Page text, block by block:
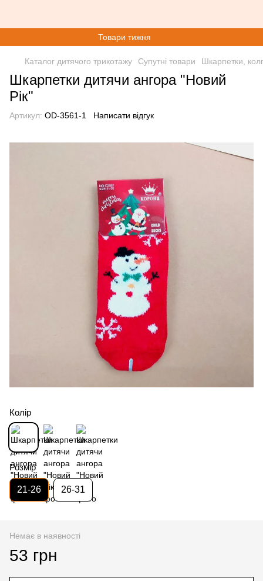
Товари тижня
Каталог дитячого трикотажу Супутні товари Шкарпетки,
Шкарпетки дитячи ангора "Новий
Рік"
Артикул: OD-3561-1 Написати відгук
Колір
Розмір
21-26 26-31
Немає в наявності
53 грн